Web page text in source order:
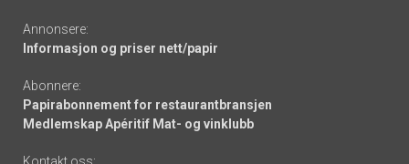
Annonsere:
Informasjon og priser nett/papir
Abonnere:
Papirabonnement for restaurantbransjen
Medlemskap Apéritif Mat- og vinklubb